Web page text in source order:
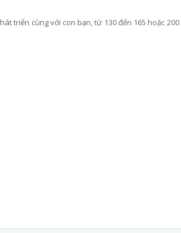
triển cùng với con bạn, từ 130 đến 165 hoặc 200